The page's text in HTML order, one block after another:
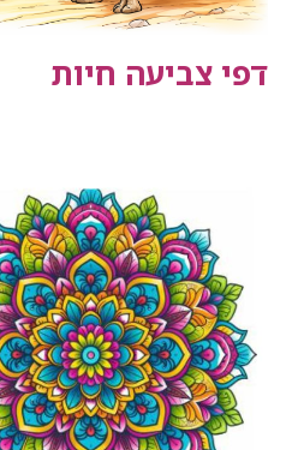
דפי צביעה חיות